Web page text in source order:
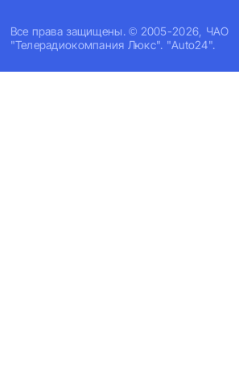
Все права защищены. © 2005-2026, ЧАО
"Телерадиокомпания Люкс". "Auto24".